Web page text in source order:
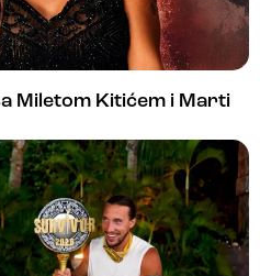
Miletom Kitićem i Marti